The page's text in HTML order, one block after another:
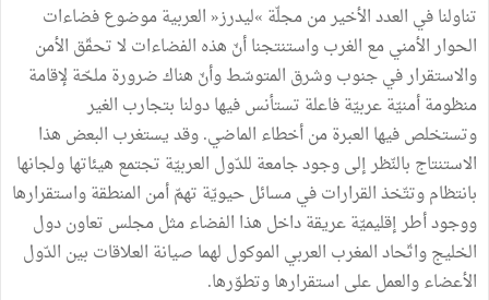
تناولنا في العدد الأخير من مجلّة »ليدرز« العربية موضوع فضاءات
الحوار الأمني مع الغرب واستنتجنا أنّ هذه الفضاءات لا تحقّق الأمن
والاستقرار في جنوب وشرق المتوسّط وأنّ هناك ضرورة ملحّة لإقامة
منظومة أمنيّة عربيّة فاعلة تستأنس فيها دولنا بتجارب الغير
وتستخلص فيها العبرة من أخطاء الماضي. وقد يستغرب البعض هذا
الاستنتاج بالنّظر إلى وجود جامعة للدّول العربيّة تجتمع هيئاتها ولجانها
بانتظام وتتّخذ القرارات في مسائل حيويّة تهمّ أمن المنطقة واستقرارها
ووجود أطر إقليميّة عريقة داخل هذا الفضاء مثل مجلس تعاون دول
الخليج واتّحاد المغرب العربي الموكول لهما صيانة العلاقات بين الدّول
الأعضاء والعمل على استقرارها وتطوّرها.